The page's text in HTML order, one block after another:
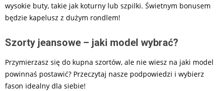
wysokie buty, takie jak koturny lub szpilki. Świetnym bonusem
będzie kapelusz z dużym rondlem!
Szorty jeansowe – jaki model wybrać?
Przymierzasz się do kupna szortów, ale nie wiesz na jaki model
powinnaś postawić? Przeczytaj nasze podpowiedzi i wybierz
fason idealny dla siebie!